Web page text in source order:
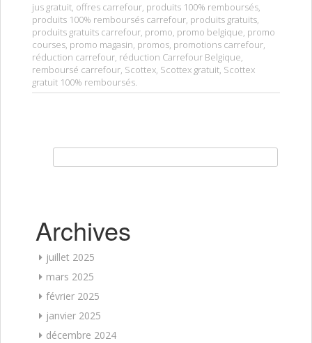
jus gratuit, offres carrefour, produits 100% remboursés,
produits 100% remboursés carrefour, produits gratuits,
produits gratuits carrefour, promo, promo belgique, promo
courses, promo magasin, promos, promotions carrefour,
réduction carrefour, réduction Carrefour Belgique,
remboursé carrefour, Scottex, Scottex gratuit, Scottex
gratuit 100% remboursés.
Archives
juillet 2025
mars 2025
février 2025
janvier 2025
décembre 2024